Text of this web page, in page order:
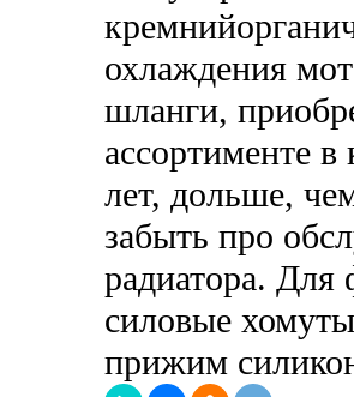
охлаждения
шланги,
ассортименте
лет, дольше,
забыть про
радиатора. Для
силовые
прижим